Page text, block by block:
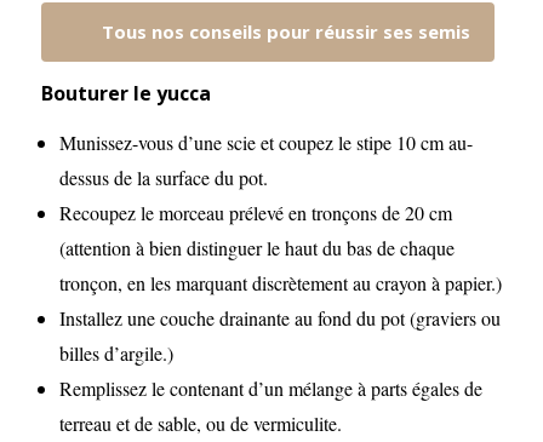
Tous nos conseils pour réussir ses semis
Bouturer le yucca
Munissez-vous d’une scie et coupez le stipe 10 cm au-
dessus de la surface du pot.
Recoupez le morceau prélevé en tronçons de 20 cm
(attention à bien distinguer le haut du bas de chaque
tronçon, en les marquant discrètement au crayon à papier.)
Installez une couche drainante au fond du pot (graviers ou
billes d’argile.)
Remplissez le contenant d’un mélange à parts égales de
terreau et de sable, ou de vermiculite.